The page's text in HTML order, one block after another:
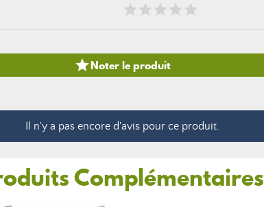
Noter le produit
Il n'y a pas encore d'avis pour ce produit.
Complémentaires